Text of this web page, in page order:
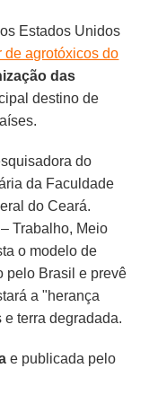
Estados Unidos
de agrotóxicos do
das
destino de
do
da Faculdade
do Ceará.
Trabalho, Meio
o modelo de
pelo Brasil e prevê
a "herança
terra degradada.
e publicada pelo